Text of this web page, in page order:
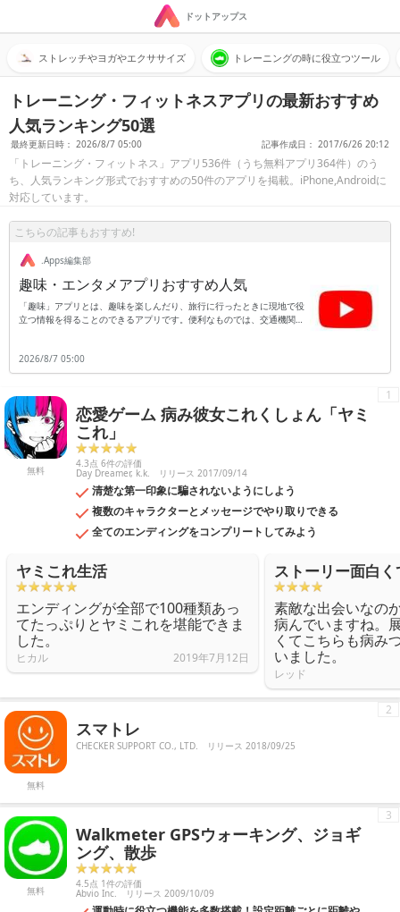
ドットアップス
ストレッチやヨガやエクササイズ トレーニングの時に役立つツール
トレーニング・フィットネスアプリの最新おすすめ
人気ランキング50選
最終更新日時： 2026/8/7 05:00 記事作成日： 2017/6/26 20:12
「トレーニング・フィットネス」アプリ536件（うち無料アプリ364件）のう
ち、人気ランキング形式でおすすめの50件のアプリを掲載。iPhone,Androidに
対応しています。
こちらの記事もおすすめ!
.Apps編集部
趣味・エンタメアプリおすすめ人気
「趣味」アプリとは、趣味を楽しんだり、旅行に行ったときに現地で役
立つ情報を得ることのできるアプリです。便利なものでは、交通機関の
方法を具体的に知ることができます。さらに、語学の勉強や海外旅行に
役立つのが翻訳アプリです。日本語を入力すると翻訳したい国の言葉に
訳することも可能です。旅行など知らない場所へ行くと、交通手段がス
ムーズだと安心して旅行を続けることができます。趣味でお出かけが多
い人にもおすすめです。
2026/8/7 05:00
無料
恋愛ゲーム 病み彼女これくしょん「ヤミ
これ」
4.3点 6件の評価
Day Dreamer, k.k. リリース 2017/09/14
清楚な第一印象に騙されないようにしよう
複数のキャラクターとメッセージでやり取りできる
全てのエンディングをコンプリートしてみよう
1
ヤミこれ生活
エンディングが全部で100種類あっ
てたっぷりとヤミこれを堪能できま
した。
ヒカル 2019年7月12日
ストーリー面白
素敵な出会いなの
病んでいますね。
くてこちらも病み
いました。
レッド
無料
スマトレ
CHECKER SUPPORT CO., LTD. リリース 2018/09/25
2
無料
Walkmeter GPSウォーキング、ジョギ
ング、散歩
4.5点 1件の評価
Abvio Inc. リリース 2009/10/09
3